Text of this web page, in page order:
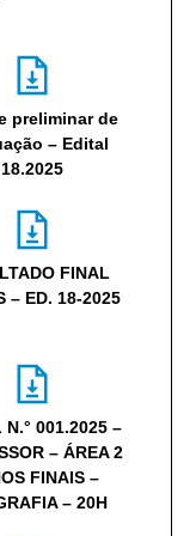
preliminar de
– Edital
18.2025
FINAL
– ED. 18-2025
N.° 001.2025 –
– ÁREA 2
FINAIS –
– 20H